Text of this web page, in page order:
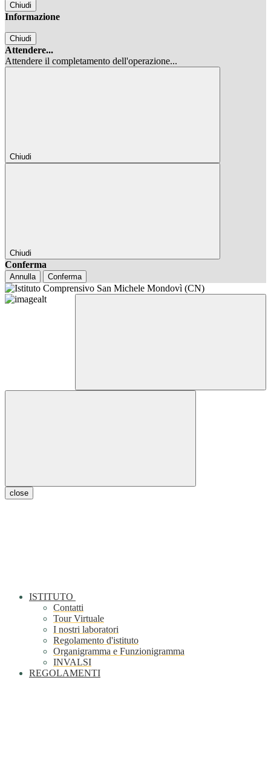
Chiudi
Informazione
Chiudi
Attendere...
Attendere il completamento dell'operazione...
Chiudi
Chiudi
Conferma
Annulla Conferma
close
ISTITUTO
Contatti
Tour Virtuale
I nostri laboratori
Regolamento d'istituto
Organigramma e Funzionigramma
INVALSI
REGOLAMENTI